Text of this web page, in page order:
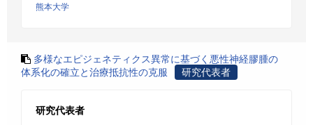
熊本大学
多様なエピジェネティクス異常に基づく悪性神経膠腫の
体系化の確立と治療抵抗性の克服
研究代表者
研究代表者